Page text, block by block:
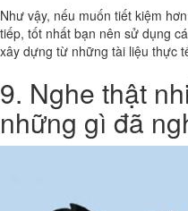
Như vậy, nếu muốn tiết kiệm
tiếp, tốt nhất bạn nên sử dụng
xây dựng từ những tài liệu thực
9. Nghe thật
những gì đã